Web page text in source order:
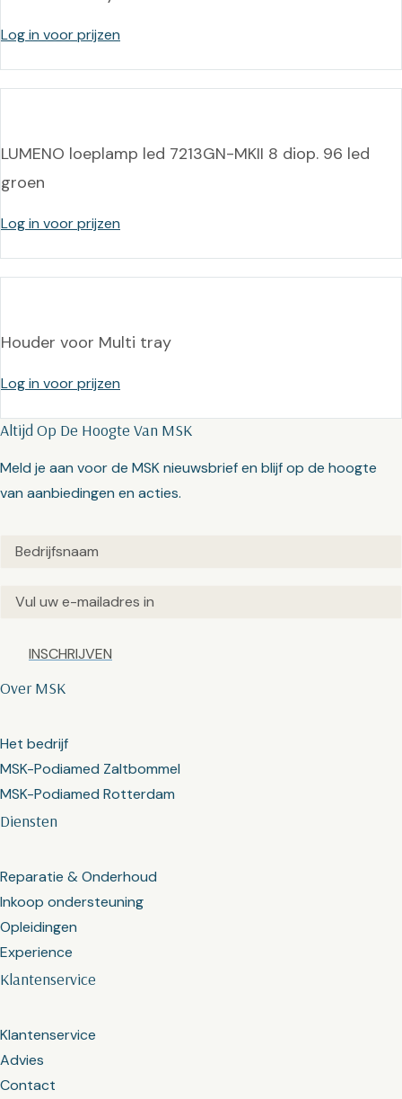
Log in voor prijzen
LUMENO loeplamp led 7213GN-MKII 8 diop. 96 led
groen
Log in voor prijzen
Houder voor Multi tray
Log in voor prijzen
Klantenservice
Klantenservice
Advies
Contact
Diensten
Reparatie & Onderhoud
Inkoop ondersteuning
Opleidingen
Experience
Over MSK
Het bedrijf
MSK-Podiamed Zaltbommel
MSK-Podiamed Rotterdam
Altijd Op De Hoogte Van MSK
Meld je aan voor de MSK nieuwsbrief en blijf op de hoogte
van aanbiedingen en acties.
Untitled(Vereist)
Email(Vereist)
Captcha